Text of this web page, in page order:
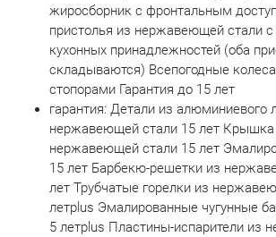
жиросборник с фронтальным
пристолья из нержавеющей стали
кухонных принадлежностей (оба
складываются) Всепогодные
стопорами Гарантия до 15 лет
гарантия: Детали из алюминиевого
нержавеющей стали 15 лет Крышка
нержавеющей стали 15 лет
15 лет Барбекю-решетки из
лет Трубчатые горелки из
летplus Эмалированные чугунные
5 летplus Пластины-испарители из